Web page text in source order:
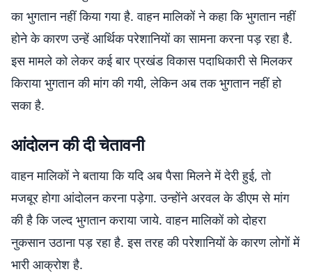
का भुगतान नहीं किया गया है. वाहन मालिकों ने कहा कि भुगतान नहीं
होने के कारण उन्हें आर्थिक परेशानियों का सामना करना पड़ रहा है.
इस मामले को लेकर कई बार प्रखंड विकास पदाधिकारी से मिलकर
किराया भुगतान की मांग की गयी, लेकिन अब तक भुगतान नहीं हो
सका है.
आंदोलन की दी चेतावनी
वाहन मालिकों ने बताया कि यदि अब पैसा मिलने में देरी हुई, तो
मजबूर होगा आंदोलन करना पड़ेगा. उन्होंने अरवल के डीएम से मांग
की है कि जल्द भुगतान कराया जाये. वाहन मालिकों को दोहरा
नुकसान उठाना पड़ रहा है. इस तरह की परेशानियों के कारण लोगों में
भारी आक्रोश है.